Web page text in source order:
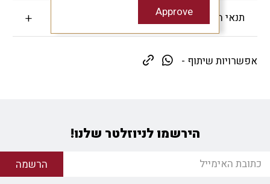
תנאי האחריות
אפשרויות שיתוף -
הירשמו לניוזלטר שלנו!
הרשמה
Approve